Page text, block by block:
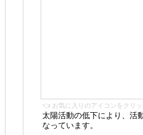
👈 お気に入りのアイコンをクリッ
太陽活動の低下により、活
なっています。